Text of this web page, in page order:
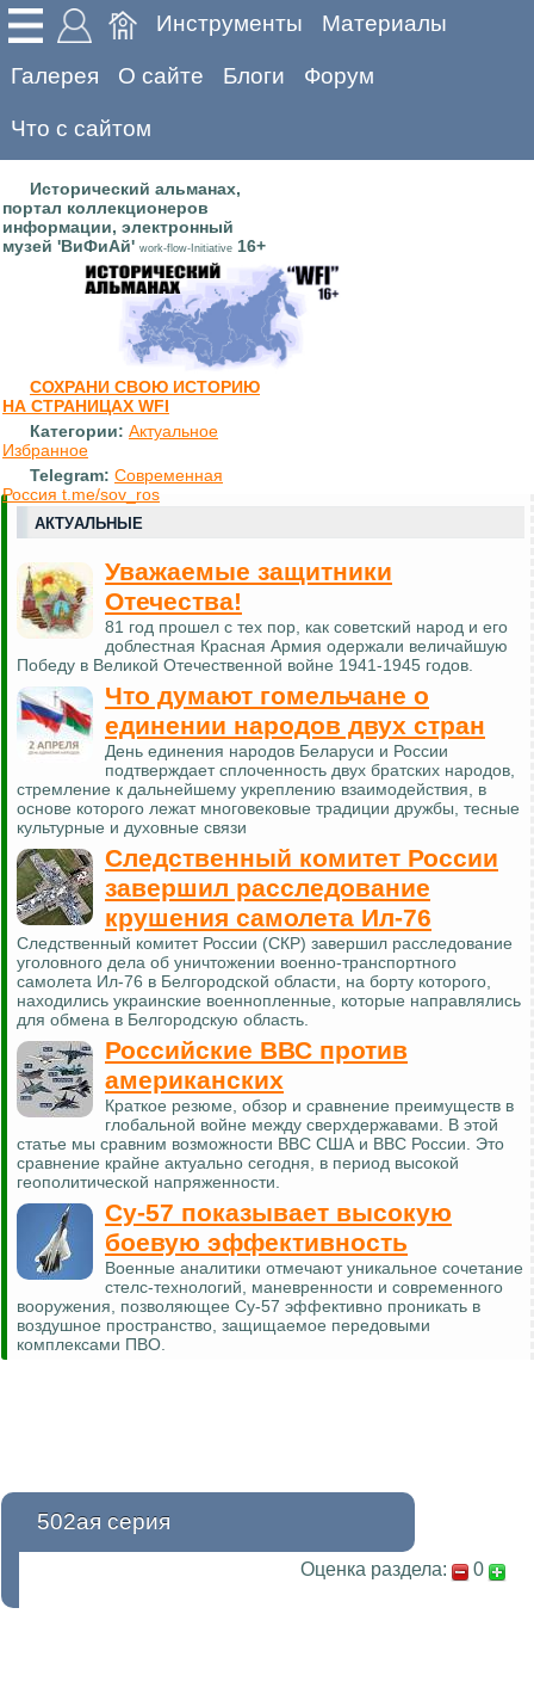
Инструменты Материалы
Галерея О сайте Блоги Форум
Что с сайтом
Исторический альманах,
портал коллекционеров
информации, электронный
музей 'ВиФиАй' work-flow-Initiative 16+
СОХРАНИ СВОЮ ИСТОРИЮ
НА СТРАНИЦАХ WFI
Категории: Актуальное
Избранное
Telegram: Современная
Россия t.me/sov_ros
АКТУАЛЬНЫЕ
Уважаемые защитники
Отечества!
81 год прошел с тех пор, как советский народ и его
доблестная Красная Армия одержали величайшую
Победу в Великой Отечественной войне 1941-1945 годов.
Что думают гомельчане о
единении народов двух стран
День единения народов Беларуси и России
подтверждает сплоченность двух братских народов,
стремление к дальнейшему укреплению взаимодействия, в
основе которого лежат многовековые традиции дружбы, тесные
культурные и духовные связи
Следственный комитет России
завершил расследование
крушения самолета Ил-76
Следственный комитет России (СКР) завершил расследование
уголовного дела об уничтожении военно-транспортного
самолета Ил-76 в Белгородской области, на борту которого,
находились украинские военнопленные, которые направлялись
для обмена в Белгородскую область.
Российские ВВС против
американских
Краткое резюме, обзор и сравнение преимуществ в
глобальной войне между сверхдержавами. В этой
статье мы сравним возможности ВВС США и ВВС России. Это
сравнение крайне актуально сегодня, в период высокой
геополитической напряженности.
Су-57 показывает высокую
боевую эффективность
Военные аналитики отмечают уникальное сочетание
стелс-технологий, маневренности и современного
вооружения, позволяющее Су-57 эффективно проникать в
воздушное пространство, защищаемое передовыми
комплексами ПВО.
502ая серия
Оценка раздела: 0